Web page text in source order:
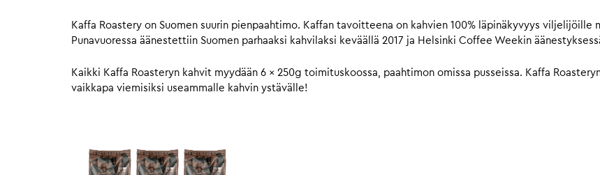
Kaffa Roastery on Suomen suurin pienpaahtimo. Kaffan tavoitteena on kahvien 100% läpinäkyvyys
Punavuoressa äänestettiin Suomen parhaaksi kahvilaksi keväällä 2017 ja Helsinki Coffee Weekin
Kaikki Kaffa Roasteryn kahvit myydään 6 x 250g toimituskoossa, paahtimon omissa pusseissa. Kaffa
vaikkapa viemisiksi useammalle kahvin ystävälle!